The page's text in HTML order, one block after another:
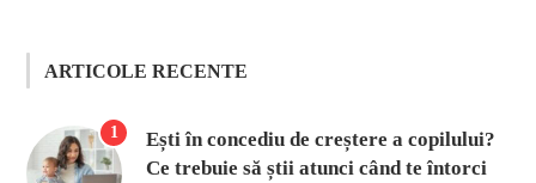
ARTICOLE RECENTE
1
Ești în concediu de creștere a copilului?
Ce trebuie să știi atunci când te întorci